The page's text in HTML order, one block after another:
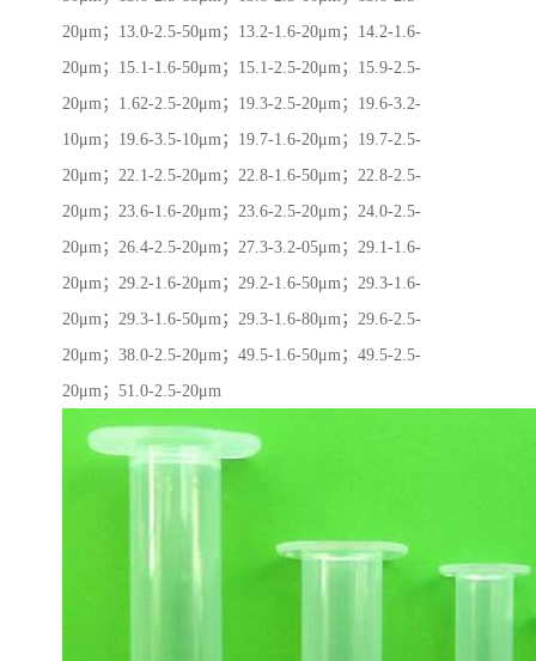
20μm；13.0-2.5-50μm；13.2-1.6-20μm；14.2-1.6-
20μm；15.1-1.6-50μm；15.1-2.5-20μm；15.9-2.5-
20μm；1.62-2.5-20μm；19.3-2.5-20μm；19.6-3.2-
10μm；19.6-3.5-10μm；19.7-1.6-20μm；19.7-2.5-
20μm；22.1-2.5-20μm；22.8-1.6-50μm；22.8-2.5-
20μm；23.6-1.6-20μm；23.6-2.5-20μm；24.0-2.5-
20μm；26.4-2.5-20μm；27.3-3.2-05μm；29.1-1.6-
20μm；29.2-1.6-20μm；29.2-1.6-50μm；29.3-1.6-
20μm；29.3-1.6-50μm；29.3-1.6-80μm；29.6-2.5-
20μm；38.0-2.5-20μm；49.5-1.6-50μm；49.5-2.5-
20μm；51.0-2.5-20μm